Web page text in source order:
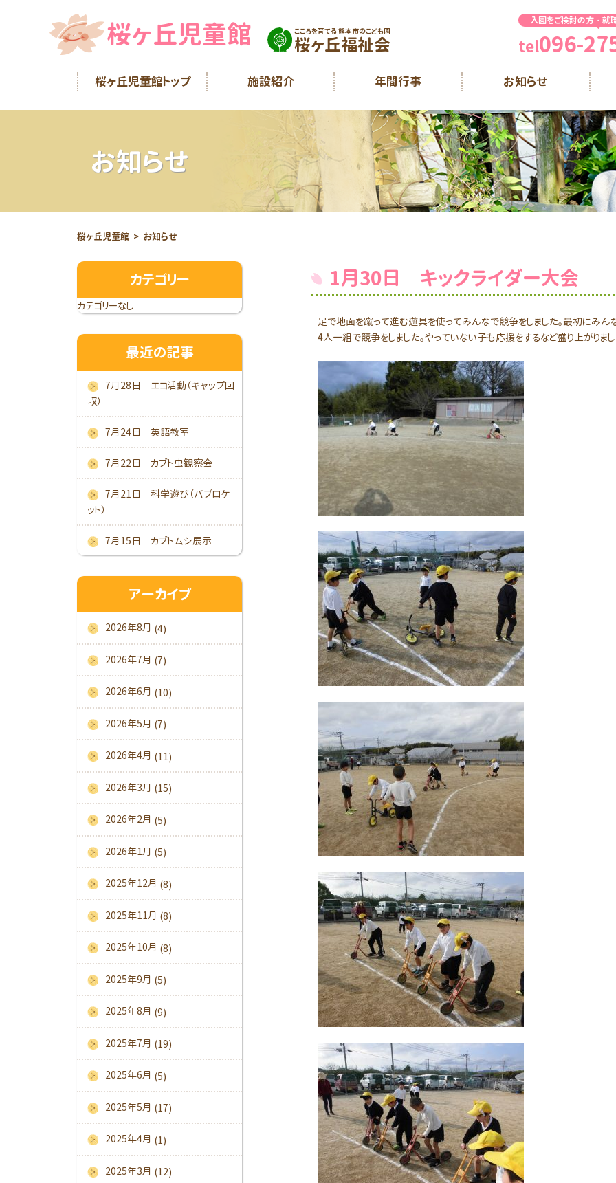
桜ヶ丘児童館 こころを育てる 熊本市のこども園
桜ヶ丘福祉会
入園をご検討の方・就
tel096-
桜ヶ丘児童館トップ 施設紹介 年間行事 お知らせ
お知らせ
桜ヶ丘児童館 お知らせ
1月30日 キックライダー大会
足で地面を蹴って進む遊具を使ってみんなで競争をしました。最初にみん
4人一組で競争をしました。やっていない子も応援をするなど盛り上がりまし
カテゴリー
カテゴリーなし
最近の記事
7月28日 エコ活動（キャップ回
収）
7月24日 英語教室
7月22日 カブト虫観察会
7月21日 科学遊び（バブロケ
ット）
7月15日 カブトムシ展示
アーカイブ
2026年8月 (4)
2026年7月 (7)
2026年6月 (10)
2026年5月 (7)
2026年4月 (11)
2026年3月 (15)
2026年2月 (5)
2026年1月 (5)
2025年12月 (8)
2025年11月 (8)
2025年10月 (8)
2025年9月 (5)
2025年8月 (9)
2025年7月 (19)
2025年6月 (5)
2025年5月 (17)
2025年4月 (1)
2025年3月 (12)